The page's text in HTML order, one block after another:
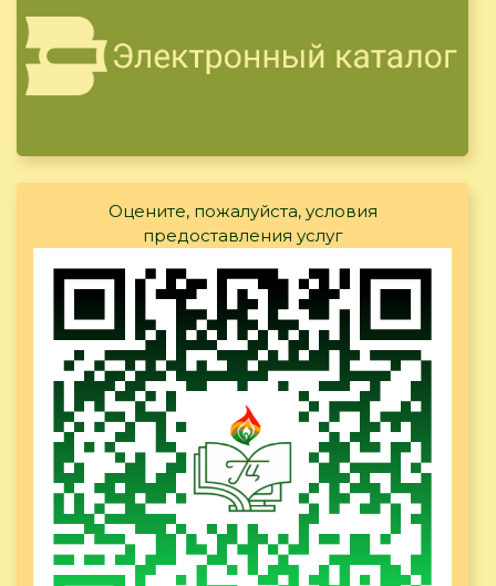
Оцените, пожалуйста, условия
предоставления услуг